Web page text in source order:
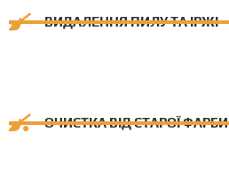
ВИДАЛЕННЯ ПИЛУ ТА ІРЖІ
ОЧИСТКА ВІД СТАРОЇ ФАРБИ